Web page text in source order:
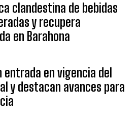
clandestina de bebidas
y recupera
en Barahona
entrada en vigencia del
y destacan avances para